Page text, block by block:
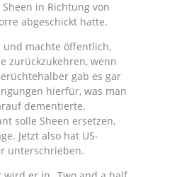
in Richtung von
abgeschickt hatte.
und machte öffentlich,
zurückzukehren, wenn
gab es gar
hierfür, was man
dementierte.
solle Sheen ersetzen,
Jetzt also hat US-
unterschrieben.